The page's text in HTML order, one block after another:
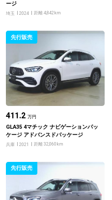
ージ
埼玉 2024 距離 4,842km
先行販売
411.2 万円
GLA35 4マチック ナビゲーションパッ
ケージ アドバンスドパッケージ
兵庫 2021 距離 32,060km
先行販売